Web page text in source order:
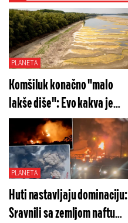
PLANETA
Komšiluk konačno "malo
lakše diše": Evo kakva je
situacija na Dunavu i šta
očekuje ekektranu
Černavoda
PLANETA
Huti nastavljaju dominaciju:
Sravnili sa zemljom naftu